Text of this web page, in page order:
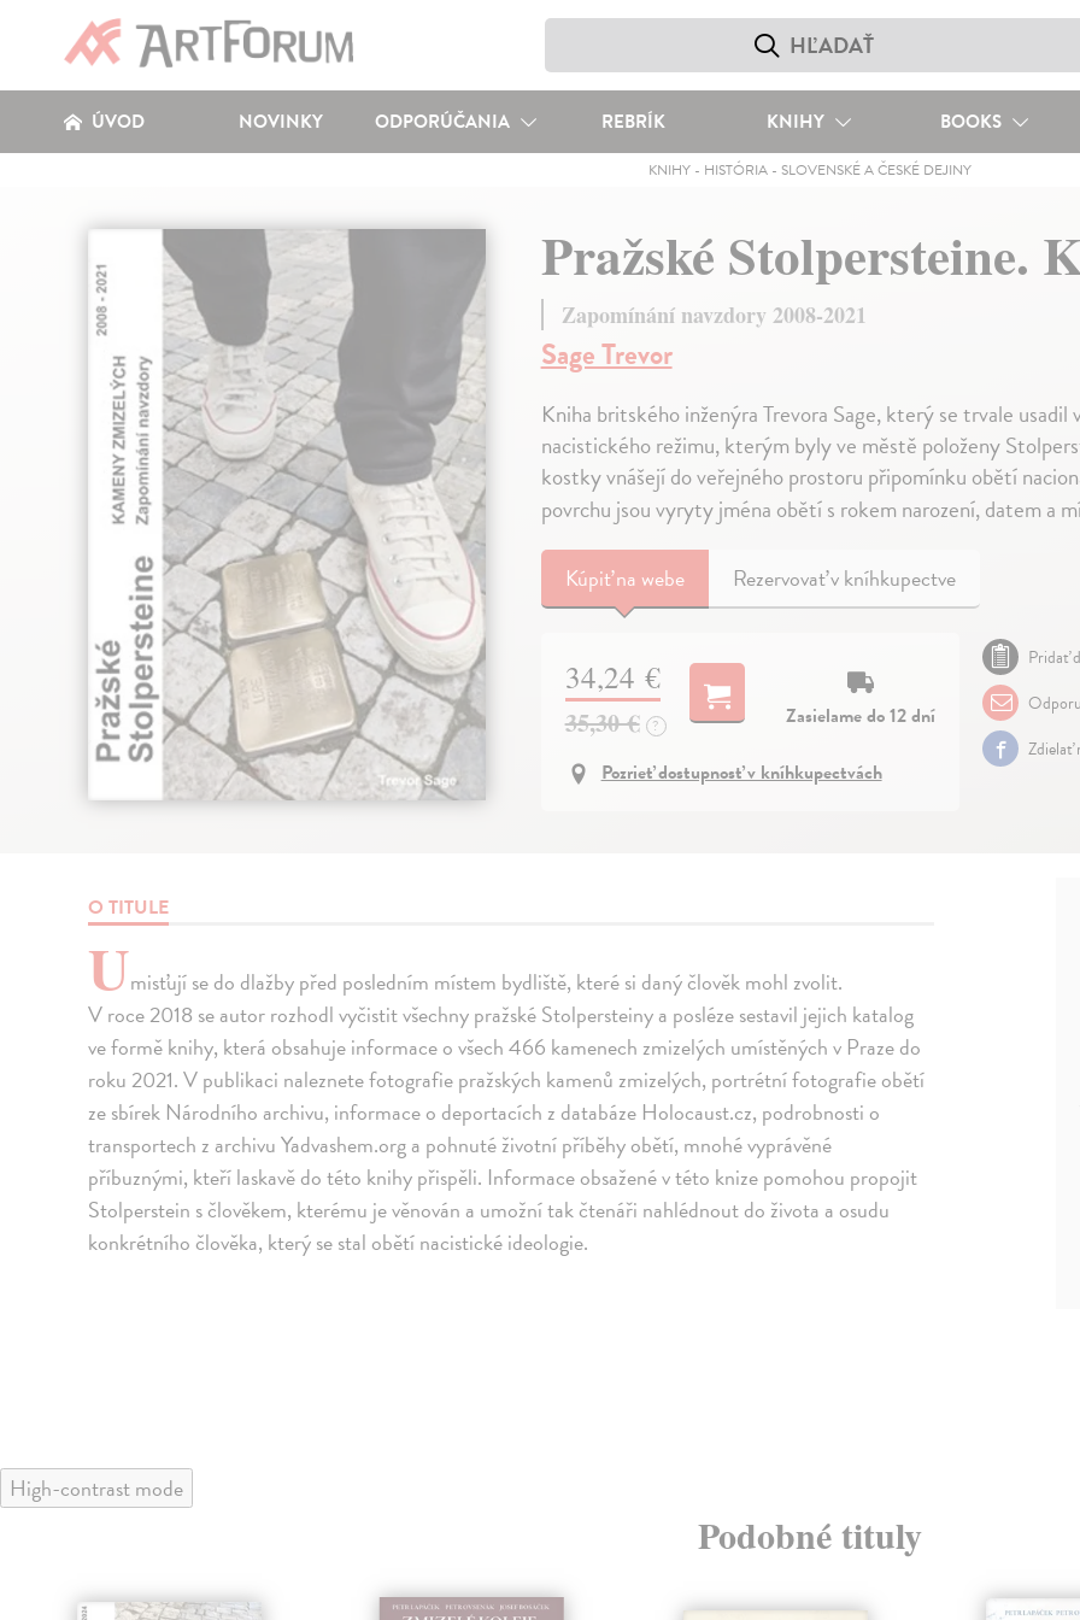
ÚVOD NOVINKY ODPORÚČANIA REBRÍK KNIHY BOOKS
KNIHY- HISTÓRIA- SLOVENSKÉ A ČESKÉ DEJINY
Pražské Stolpersteine.
Zapomínání navzdory 2008-2021
Sage Trevor
Kniha britského inženýra Trevora Sage, který se trvale
nacistického režimu, kterým byly ve městě položeny
kostky vnášejí do veřejného prostoru připomínku obětí
povrchu jsou vyryty jména obětí s rokem narození, datem a
Kúpiťna webe Rezervovať v kníhkupectve
34,24 €
35,30 € ?
Zasielame do 12 dní
Pozrieť dostupnosť v kníhkupectvách
Pridať
Zdielať
O TITULE
Umisťují se do dlažby před posledním místem bydliště, které si daný člověk mohl zvolit.
V roce 2018 se autor rozhodl vyčistit všechny pražské Stolpersteiny a posléze sestavil jejich katalog
ve formě knihy, která obsahuje informace o všech 466 kamenech zmizelých umístěných v Praze do
roku 2021. V publikaci naleznete fotografie pražských kamenů zmizelých, portrétní fotografie obětí
ze sbírek Národního archivu, informace o deportacích z databáze Holocaust.cz, podrobnosti o
transportech z archivu Yadvashem.org a pohnuté životní příběhy obětí, mnohé vyprávěné
příbuznými, kteří laskavě do této knihy přispěli. Informace obsažené v této knize pomohou propojit
Stolperstein s člověkem, kterému je věnován a umožní tak čtenáři nahlédnout do života a osudu
konkrétního člověka, který se stal obětí nacistické ideologie.
High-contrast mode
Podobné tituly